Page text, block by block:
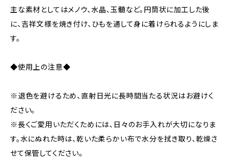
主な素材としてはメノウ、水晶、玉髄など。円筒状に加工した後
に、吉祥文様を焼き付け、ひもを通して身に着けられるようにしま
す。
◆使用上の注意◆
※退色を避けるため、直射日光に長時間当たる状況はお避けく
ださい。
※長くご愛用いただくためには、日々のお手入れが大切になりま
す。水にぬれた時は、乾いた柔らかい布で水分を拭き取り、乾燥さ
せて保管してください。